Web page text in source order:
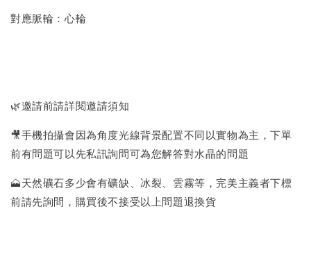
對應脈輪：心輪
🌿邀請前請詳閱邀請須知
🎥手機拍攝會因為角度光線背景配置不同以實物為主，下單
前有問題可以先私訊詢問可為您解答對水晶的問題
🗻天然礦石多少會有礦缺、冰裂、雲霧等，完美主義者下標
前請先詢問，購買後不接受以上問題退換貨